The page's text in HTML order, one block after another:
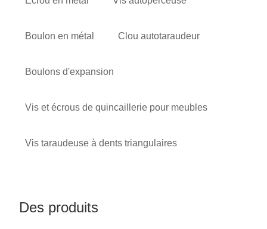
Boulon en métal Clou autotaraudeur
Boulons d'expansion
Vis et écrous de quincaillerie pour meubles
Vis taraudeuse à dents triangulaires
Des produits